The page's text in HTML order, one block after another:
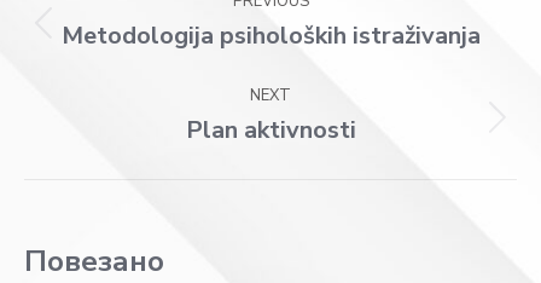
navigation
Previous
Metodologija psiholoških istraživanja
NEXT
Next
Plan aktivnosti
Повезано